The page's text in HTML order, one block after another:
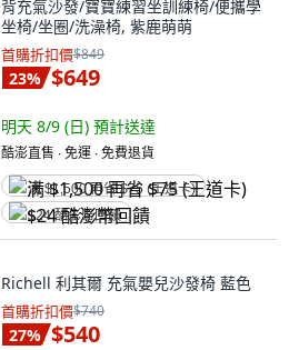
背充氣沙發/寶寶練習坐訓練椅/便攜學
坐椅/坐圈/洗澡椅, 紫鹿萌萌
首購折扣價$849
23% $649
明天 8/9 (日) 預計送達
酷澎直售 ∙ 免運 ∙ 免費退貨
满 $1,500 再省 $75 (王道卡)
$24 酷澎幣回饋
Richell 利其爾 充氣嬰兒沙發椅 藍色
首購折扣價$740
27% $540